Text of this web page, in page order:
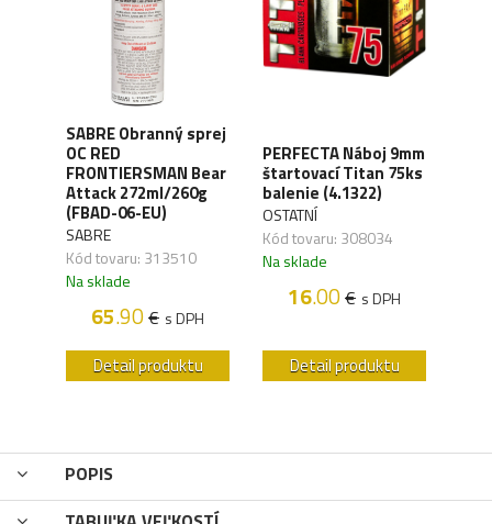
SABRE Obranný sprej
OC RED
FRONTIERSMAN Bear
Attack 272ml/260g
(FBAD-06-EU)
SABRE
Kód tovaru: 313510
Na sklade
65.90€ s DPH
Detail produktu
PERFECTA Náboj 9mm
štartovací Titan 75ks
balenie (4.1322)
OSTATNÍ
Kód tovaru: 308034
Na sklade
16.00€ s DPH
Detail produktu
POPIS